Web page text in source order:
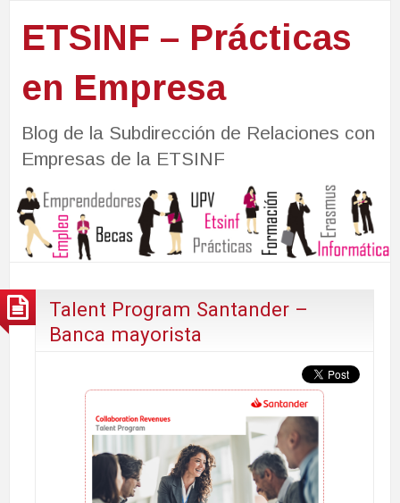
ETSINF – Prácticas
en Empresa
Blog de la Subdirección de Relaciones con
Empresas de la ETSINF
Talent Program Santander –
Banca mayorista